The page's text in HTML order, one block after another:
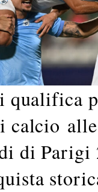
qualifica
calcio alle
di Parigi